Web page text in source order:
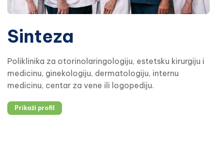
Sinteza
Poliklinika za otorinolaringologiju, estetsku kirurgiju i
medicinu, ginekologiju, dermatologiju, internu
medicinu, centar za vene ili logopediju.
Prikaži profil